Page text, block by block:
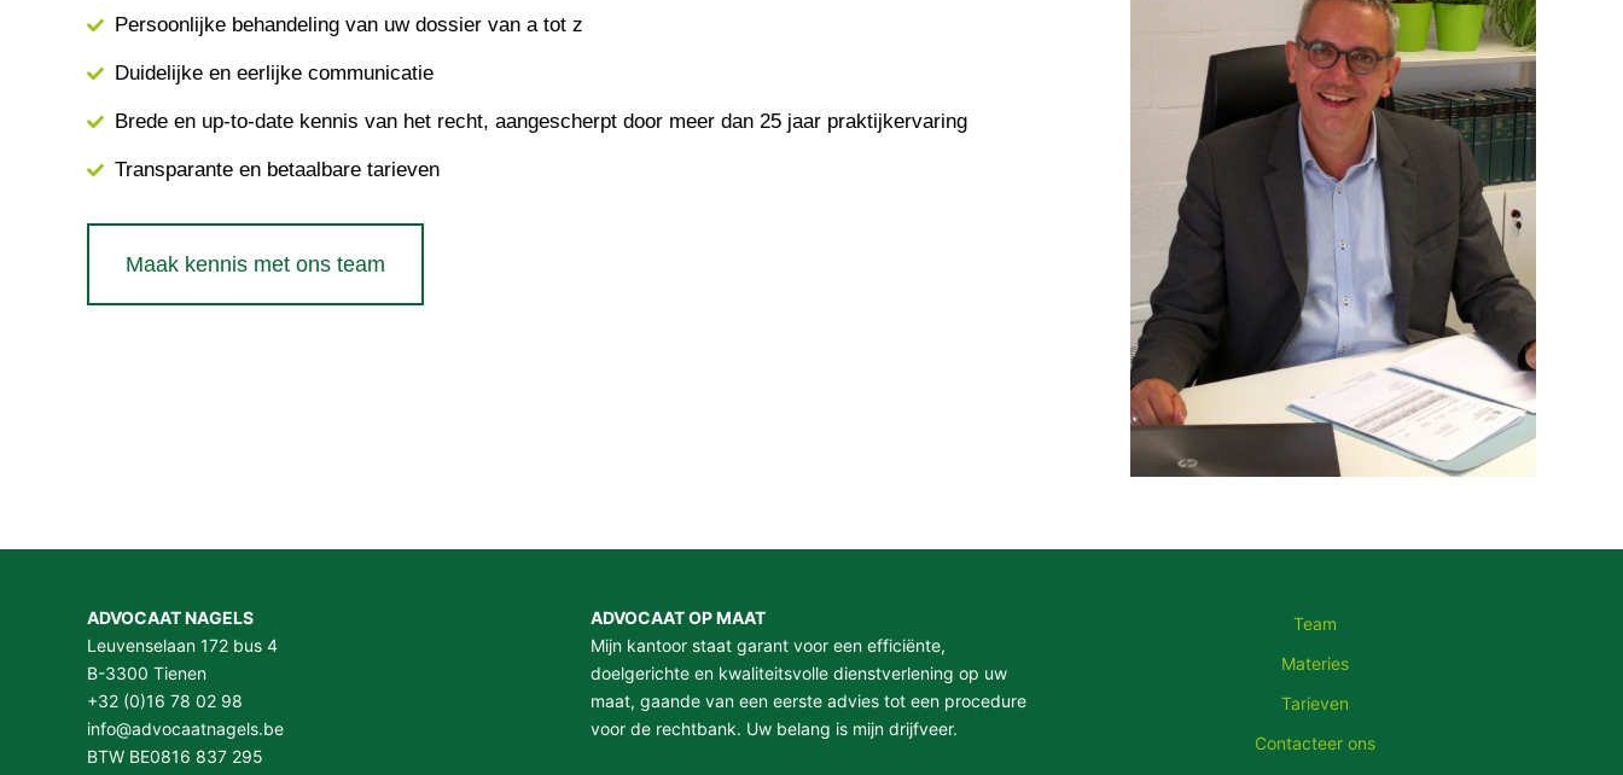
Persoonlijke behandeling van uw dossier van a tot z
Duidelijke en eerlijke communicatie
Brede en up-to-date kennis van het recht, aangescherpt door meer dan 25 jaar praktijkervaring
Transparante en betaalbare tarieven
Maak kennis met ons team
ADVOCAAT NAGELS
Leuvenselaan 172 bus 4
B-3300 Tienen
+32 (0)16 78 02 98
info@advocaatnagels.be
BTW BE0816 837 295
ADVOCAAT OP MAAT
Mijn kantoor staat garant voor een efficiënte,
doelgerichte en kwaliteitsvolle dienstverlening op uw
maat, gaande van een eerste advies tot een procedure
voor de rechtbank. Uw belang is mijn drijfveer.
Team
Materies
Tarieven
Contacteer ons